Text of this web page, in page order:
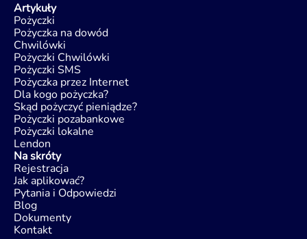
Artykuły
Pożyczki
Pożyczka na dowód
Chwilówki
Pożyczki Chwilówki
Pożyczki SMS
Pożyczka przez Internet
Dla kogo pożyczka?
Skąd pożyczyć pieniądze?
Pożyczki pozabankowe
Pożyczki lokalne
Lendon
Na skróty
Rejestracja
Jak aplikować?
Pytania i Odpowiedzi
Blog
Dokumenty
Kontakt